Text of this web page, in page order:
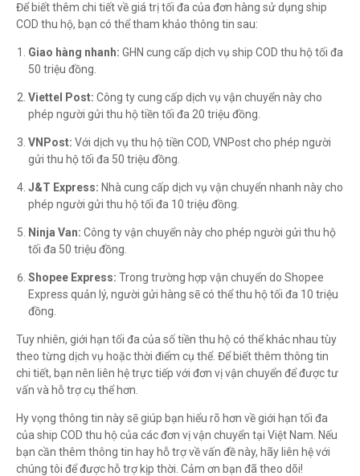
Để biết thêm chi tiết về giá trị tối đa của đơn hàng sử dụng ship
COD thu hộ, bạn có thể tham khảo thông tin sau:
Giao hàng nhanh: GHN cung cấp dịch vụ ship COD thu hộ tối đa
50 triệu đồng.
Viettel Post: Công ty cung cấp dịch vụ vận chuyển này cho
phép người gửi thu hộ tiền tối đa 20 triệu đồng.
VNPost: Với dịch vụ thu hộ tiền COD, VNPost cho phép người
gửi thu hộ tối đa 50 triệu đồng.
J&T Express: Nhà cung cấp dịch vụ vận chuyển nhanh này cho
phép người gửi thu hộ tối đa 10 triệu đồng.
Ninja Van: Công ty vận chuyển này cho phép người gửi thu hộ
tối đa 50 triệu đồng.
Shopee Express: Trong trường hợp vận chuyển do Shopee
Express quản lý, người gửi hàng sẽ có thể thu hộ tối đa 10 triệu
đồng.
Tuy nhiên, giới hạn tối đa của số tiền thu hộ có thể khác nhau tùy
theo từng dịch vụ hoặc thời điểm cụ thể. Để biết thêm thông tin
chi tiết, bạn nên liên hệ trực tiếp với đơn vị vận chuyển để được tư
vấn và hỗ trợ cụ thể hơn.
Hy vọng thông tin này sẽ giúp bạn hiểu rõ hơn về giới hạn tối đa
của ship COD thu hộ của các đơn vị vận chuyển tại Việt Nam. Nếu
bạn cần thêm thông tin hay hỗ trợ về vấn đề này, hãy liên hệ với
chúng tôi để được hỗ trợ kịp thời. Cảm ơn bạn đã theo dõi!